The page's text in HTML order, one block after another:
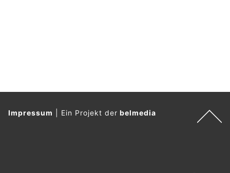
Impressum Ein Projekt derbelmedia